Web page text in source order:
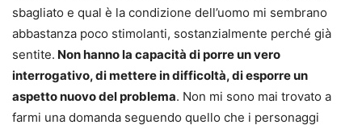
sbagliato e qual è la condizione dell’uomo mi sembrano
abbastanza poco stimolanti, sostanzialmente perché già
sentite. Non hanno la capacità di porre un vero
interrogativo, di mettere in difficoltà, di esporre un
aspetto nuovo del problema. Non mi sono mai trovato a
farmi una domanda seguendo quello che i personaggi